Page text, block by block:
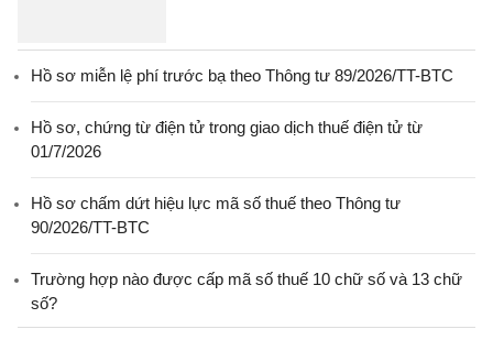
Hồ sơ miễn lệ phí trước bạ theo Thông tư 89/2026/TT-BTC
Hồ sơ, chứng từ điện tử trong giao dịch thuế điện tử từ
01/7/2026
Hồ sơ chấm dứt hiệu lực mã số thuế theo Thông tư
90/2026/TT-BTC
Trường hợp nào được cấp mã số thuế 10 chữ số và 13 chữ
số?